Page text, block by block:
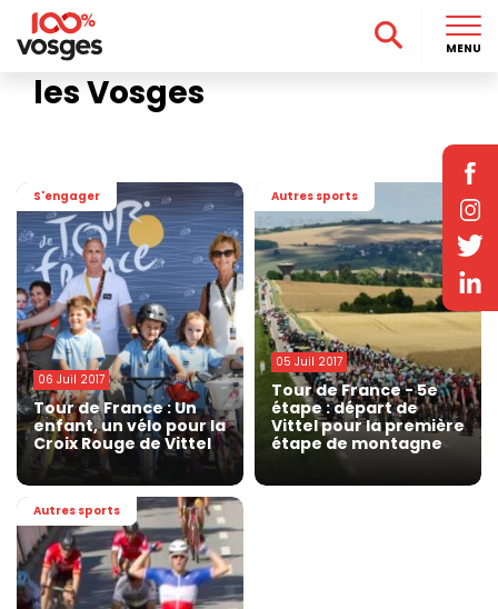
Accueil>
Tour de France 2017 dans
les Vosges
S'engager
06 Juil 2017
Tour de France : Un
enfant, un vélo pour la
Croix Rouge de Vittel
Autres sports
05 Juil 2017
Tour de France - 5e
étape : départ de
Vittel pour la première
étape de montagne
Autres sports
MENU